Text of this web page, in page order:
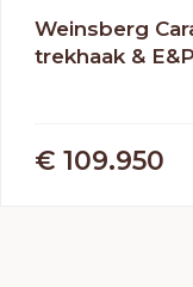
Weinsberg
trekhaak & E&P
€ 109.950